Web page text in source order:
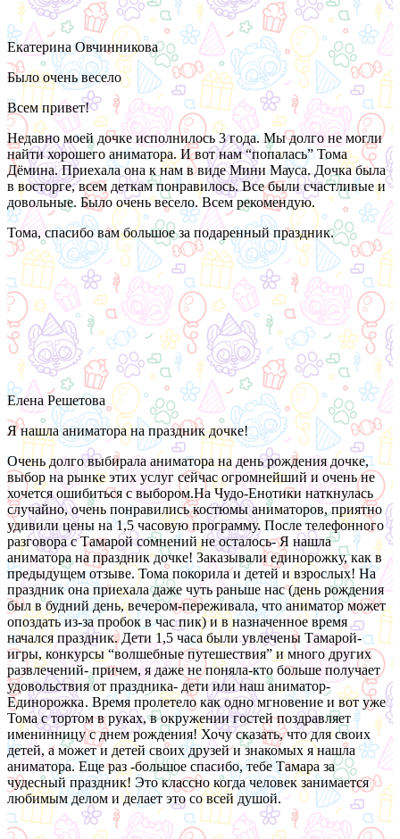
Екатерина Овчинникова
Было очень весело
Всем привет!
Недавно моей дочке исполнилось 3 года. Мы долго не могли
найти хорошего аниматора. И вот нам “попалась” Тома
Дёмина. Приехала она к нам в виде Мини Мауса. Дочка была
в восторге, всем деткам понравилось. Все были счастливые и
довольные. Было очень весело. Всем рекомендую.
Тома, спасибо вам большое за подаренный праздник.
Елена Решетова
Я нашла аниматора на праздник дочке!
Очень долго выбирала аниматора на день рождения дочке,
выбор на рынке этих услуг сейчас огромнейший и очень не
хочется ошибиться с выбором.На Чудо-Енотики наткнулась
случайно, очень понравились костюмы аниматоров, приятно
удивили цены на 1,5 часовую программу. После телефонного
разговора с Тамарой сомнений не осталось- Я нашла
аниматора на праздник дочке! Заказывали единорожку, как в
предыдущем отзыве. Тома покорила и детей и взрослых! На
праздник она приехала даже чуть раньше нас (день рождения
был в будний день, вечером-переживала, что аниматор может
опоздать из-за пробок в час пик) и в назначенное время
начался праздник. Дети 1,5 часа были увлечены Тамарой-
игры, конкурсы “волшебные путешествия” и много других
развлечений- причем, я даже не поняла-кто больше получает
удовольствия от праздника- дети или наш аниматор-
Единорожка. Время пролетело как одно мгновение и вот уже
Тома с тортом в руках, в окружении гостей поздравляет
именинницу с днем рождения! Хочу сказать, что для своих
детей, а может и детей своих друзей и знакомых я нашла
аниматора. Еще раз -большое спасибо, тебе Тамара за
чудесный праздник! Это классно когда человек занимается
любимым делом и делает это со всей душой.